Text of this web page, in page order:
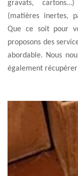
gravats,
(matières inertes,
Que ce soit pour
proposons des
abordable. Nous
également